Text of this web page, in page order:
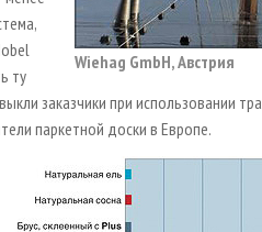
Wiehag GmbH, Австрия
ту
заказчики при использовании
паркетной доски в Европе.